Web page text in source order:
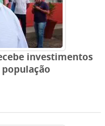
investimentos